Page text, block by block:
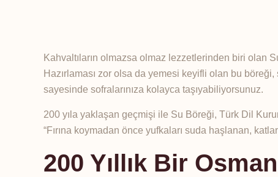
Kahvaltıların olmazsa olmaz lezzetlerinden biri olan
Hazırlaması zor olsa da yemesi keyifli olan bu böreği,
sayesinde sofralarınıza kolayca taşıyabiliyorsunuz.
200 yıla yaklaşan geçmişi ile Su Böreği, Türk Dil
“Fırına koymadan önce yufkaları suda haşlanan,
200 Yıllık Bir